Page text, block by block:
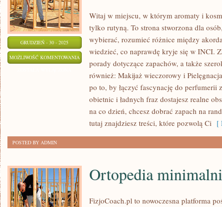
GRUDZIEŃ - 30 - 2025
MOŻLIWOŚĆ KOMENTOWANIA
WEDŁUG
Witaj w miejscu, w którym aromaty i
tylko rutyną. To strona stworzona dla
wybierać, rozumieć różnice między
wiedzieć, co naprawdę kryje się w INCI.
porady dotyczące zapachów, a także
również: Makijaż wieczorowy i Pielęgnacja
po to, by łączyć fascynację do perfumerii
obietnic i ładnych fraz dostajesz realne
na co dzień, chcesz dobrać zapach na
tutaj znajdziesz treści, które pozwolą Ci [
POSTED BY ADMIN
Ortopedia
FizjoCoach.pl to nowoczesna platforma